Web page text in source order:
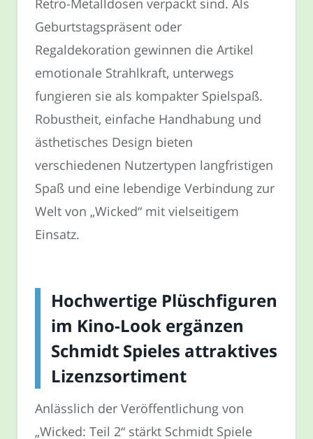
Retro-Metalldosen verpackt sind. Als
Geburtstagspräsent oder
Regaldekoration gewinnen die Artikel
emotionale Strahlkraft, unterwegs
fungieren sie als kompakter Spielspaß.
Robustheit, einfache Handhabung und
ästhetisches Design bieten
verschiedenen Nutzertypen langfristigen
Spaß und eine lebendige Verbindung zur
Welt von „Wicked“ mit vielseitigem
Einsatz.
Hochwertige Plüschfiguren
im Kino-Look ergänzen
Schmidt Spieles attraktives
Lizenzsortiment
Anlässlich der Veröffentlichung von
„Wicked: Teil 2“ stärkt Schmidt Spiele